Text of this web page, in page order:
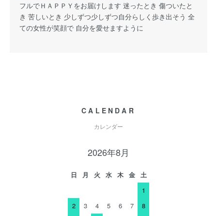
フルでＨＡＰＰＹをお届けします 迷ったとき 傷ついたと
き 苦しいとき 少しずつ少しずつ自分らしく歩き出そう 全
ての女性が笑顔で 自分を愛せますように
CALENDAR
カレンダー
2026年8月
日 月 火 水 木 金
土
1
2
3 4 5 6 7
8